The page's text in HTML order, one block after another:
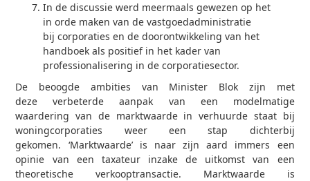
In de discussie werd meermaals gewezen op het
in orde maken van de vastgoedadministratie
bij corporaties en de doorontwikkeling van het
handboek als positief in het kader van
professionalisering in de corporatiesector.
De beoogde ambities van Minister Blok zijn met
deze verbeterde aanpak van een modelmatige
waardering van de marktwaarde in verhuurde staat bij
woningcorporaties weer een stap dichterbij
gekomen. ‘Marktwaarde’ is naar zijn aard immers een
opinie van een taxateur inzake de uitkomst van een
theoretische verkooptransactie. Marktwaarde is